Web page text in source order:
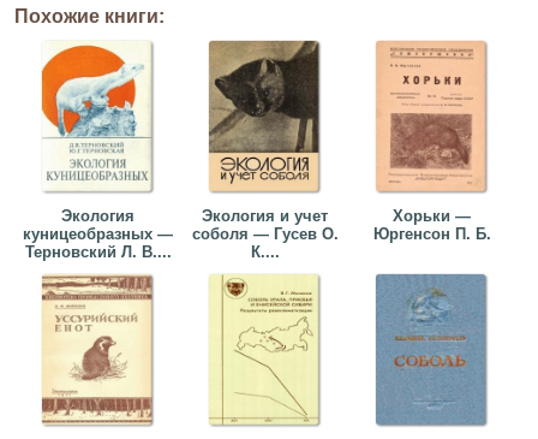
Похожие книги:
Экология
куницеобразных —
Терновский Л. В....
Экология и учет
соболя — Гусев О.
К....
Хорьки —
Юргенсон П. Б.